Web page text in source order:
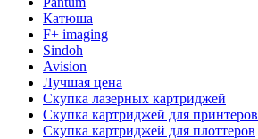
Катюша
F+ imaging
Sindoh
Avision
Лучшая цена
Скупка лазерных картриджей
Скупка картриджей для принтеров
Скупка картриджей для плоттеров